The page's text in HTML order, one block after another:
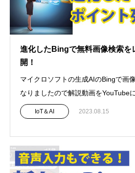
進化したBingで無料画像検索を
開！
マイクロソフトの生成AIのBingで画
なりましたので解説動画をYouTube
IoT＆AI 2023.08.15